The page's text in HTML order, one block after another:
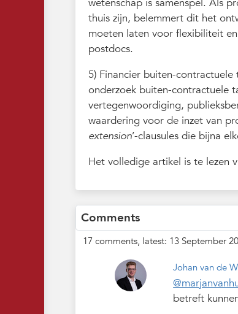
wetenschap is samenspel. Als
thuis zijn, belemmert dit het
moeten laten voor flexibiliteit
postdocs.
5) Financier buiten-
onderzoek buiten-contractuele
vertegenwoordiging,
waardering voor de inzet van
extension’-clausules die bijna
Het volledige artikel is te lezen
Comments
17 comments, latest: 13 September
Johan van de
betreft